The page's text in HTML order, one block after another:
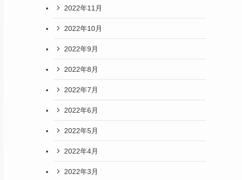
2022年11月
2022年10月
2022年9月
2022年8月
2022年7月
2022年6月
2022年5月
2022年4月
2022年3月